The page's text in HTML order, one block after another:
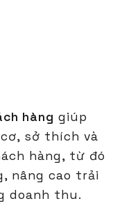
hàng giúp
sở thích và
hàng, từ đó
nâng cao trải
doanh thu.